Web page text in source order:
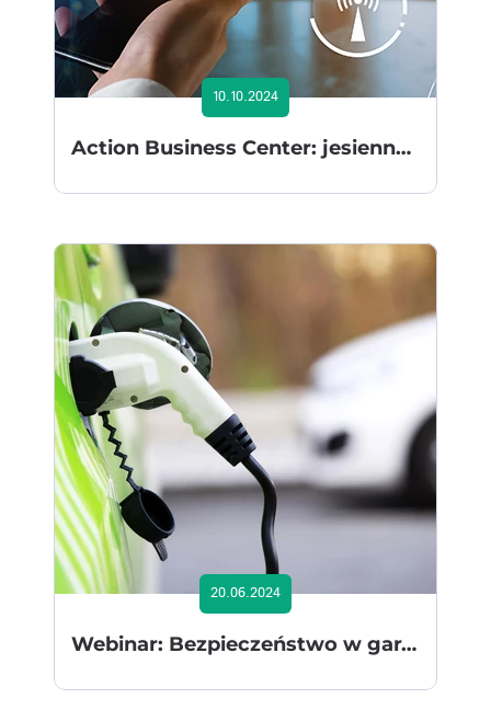
10.10.2024
Action Business Center: jesienna edycja szkoleń FIBARO powraca
20.06.2024
Webinar: Bezpieczeństwo w garażach podziemnych - nowe przepisy dla pojazdów elektrycznych